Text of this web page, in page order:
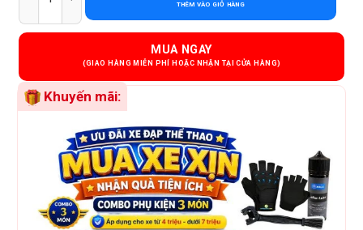
THÊM VÀO GIỎ HÀNG
MUA NGAY
Khuyến mãi: